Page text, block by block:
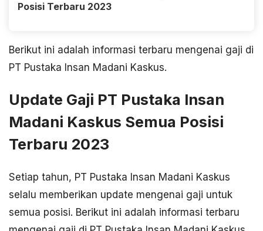
Posisi Terbaru 2023
Berikut ini adalah informasi terbaru mengenai gaji di
PT Pustaka Insan Madani Kaskus.
Update Gaji PT Pustaka Insan
Madani Kaskus Semua Posisi
Terbaru 2023
Setiap tahun, PT Pustaka Insan Madani Kaskus
selalu memberikan update mengenai gaji untuk
semua posisi. Berikut ini adalah informasi terbaru